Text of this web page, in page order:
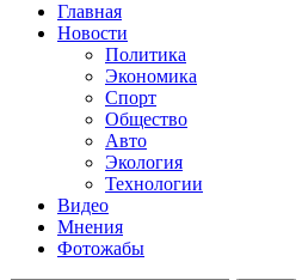
Главная
Новости
Политика
Экономика
Спорт
Общество
Авто
Экология
Технологии
Видео
Мнения
Фотожабы